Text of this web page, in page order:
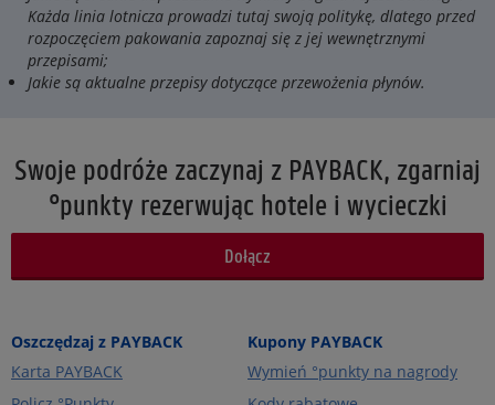
Każda linia lotnicza prowadzi tutaj swoją politykę, dlatego przed
rozpoczęciem pakowania zapoznaj się z jej wewnętrznymi
przepisami;
Jakie są aktualne przepisy dotyczące przewożenia płynów.
Swoje podróże zaczynaj z PAYBACK, zgarniaj
°punkty rezerwując hotele i wycieczki
Dołącz
Oszczędzaj z PAYBACK
Karta PAYBACK
Kupony PAYBACK
Wymień °punkty na nagrody